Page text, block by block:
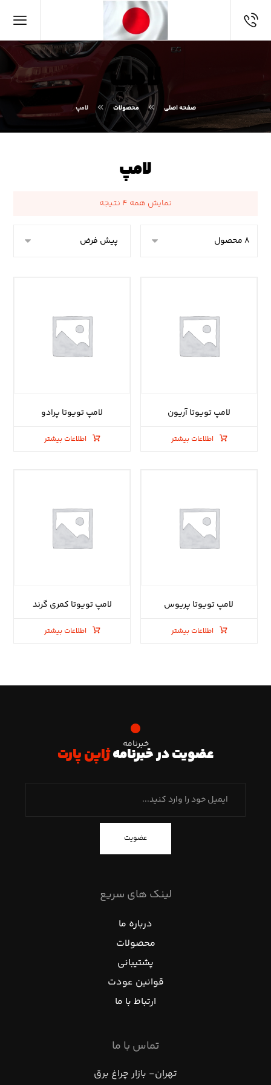
لامپ
صفحه اصلی محصولات لامپ
لامپ
نمایش همه ۴ نتیجه
لامپ تویوتا آریون
اطلاعات بیشتر
لامپ تویوتا پرادو
اطلاعات بیشتر
لامپ تویوتا پریوس
اطلاعات بیشتر
لامپ تویوتا کمری گرند
اطلاعات بیشتر
خبرنامه
عضویت در خبرنامهژاپن پارت
عضویت
لینک های سریع
درباره ما
محصولات
پشتیبانی
قوانین عودت
ارتباط با ما
تماس با ما
تهران- بازار چراغ برق